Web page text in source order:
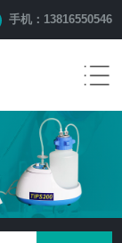
手机：13816550546